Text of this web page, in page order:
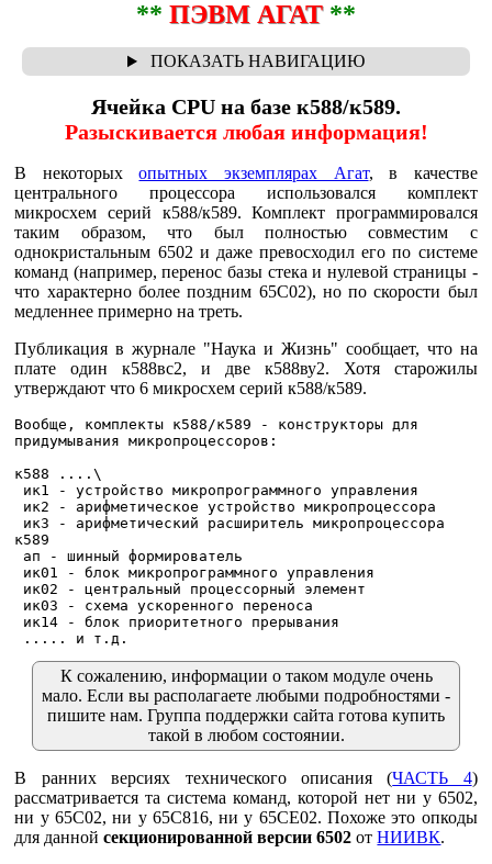
** ПЭВМ АГАТ**
Ячейка CPU на базе к588/к589.
Разыскивается любая информация!
В некоторыхопытных экземплярах Агат, в качестве
центрального процессора использовался комплект
микросхем серий к588/к589. Комплект программировался
таким образом, что был полностью совместим с
однокристальным 6502 и даже превосходил его по системе
команд (например, перенос базы стека и нулевой страницы -
что характерно более поздним 65С02), но по скорости был
медленнее примерно на треть.
Публикация в журнале "Наука и Жизнь" сообщает, что на
плате один к588вс2, и две к588ву2. Хотя старожилы
утверждают что 6 микросхем серий к588/к589.
Вообще, комплекты к588/к589 - конструкторы для
придумывания микропроцессоров:
к588 ....\
к589
К сожалению, информации о таком модуле очень
мало. Если вы располагаете любыми подробностями -
пишите нам. Группа поддержки сайта готова купить
такой в любом состоянии.
В ранних версиях технического описания (ЧАСТЬ 4)
рассматривается та система команд, которой нет ни у 6502,
ни у 65C02, ни у 65C816, ни у 65CE02. Похоже это опкоды
для даннойсекционированной версии 6502 отНИИВК.